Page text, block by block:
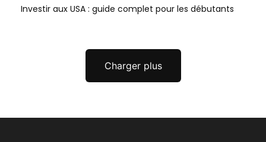
Investir aux USA : guide complet pour les débutants
Charger plus